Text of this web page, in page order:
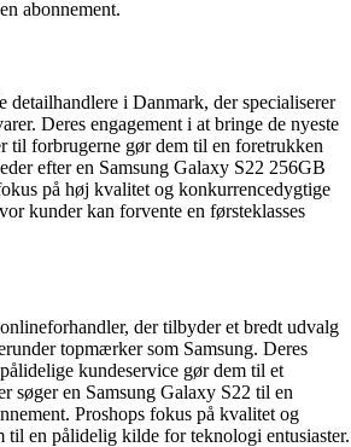
abonnement.
detailhandlere i Danmark, der specialiserer
Deres engagement i at bringe de nyeste
til forbrugerne gør dem til en foretrukken
efter en Samsung Galaxy S22 256GB
på høj kvalitet og konkurrencedygtige
kunder kan forvente en førsteklasses
der tilbyder et bredt udvalg
topmærker som Samsung. Deres
kundeservice gør dem til et
søger en Samsung Galaxy S22 til en
Proshops fokus på kvalitet og
til en pålidelig kilde for teknologi entusiaster.